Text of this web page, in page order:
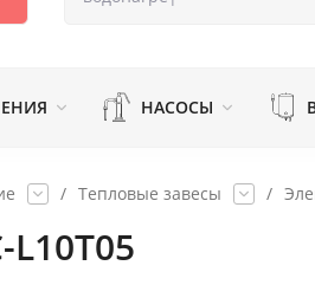
НАСОСЫ
/ Тепловые завесы /
L10T05